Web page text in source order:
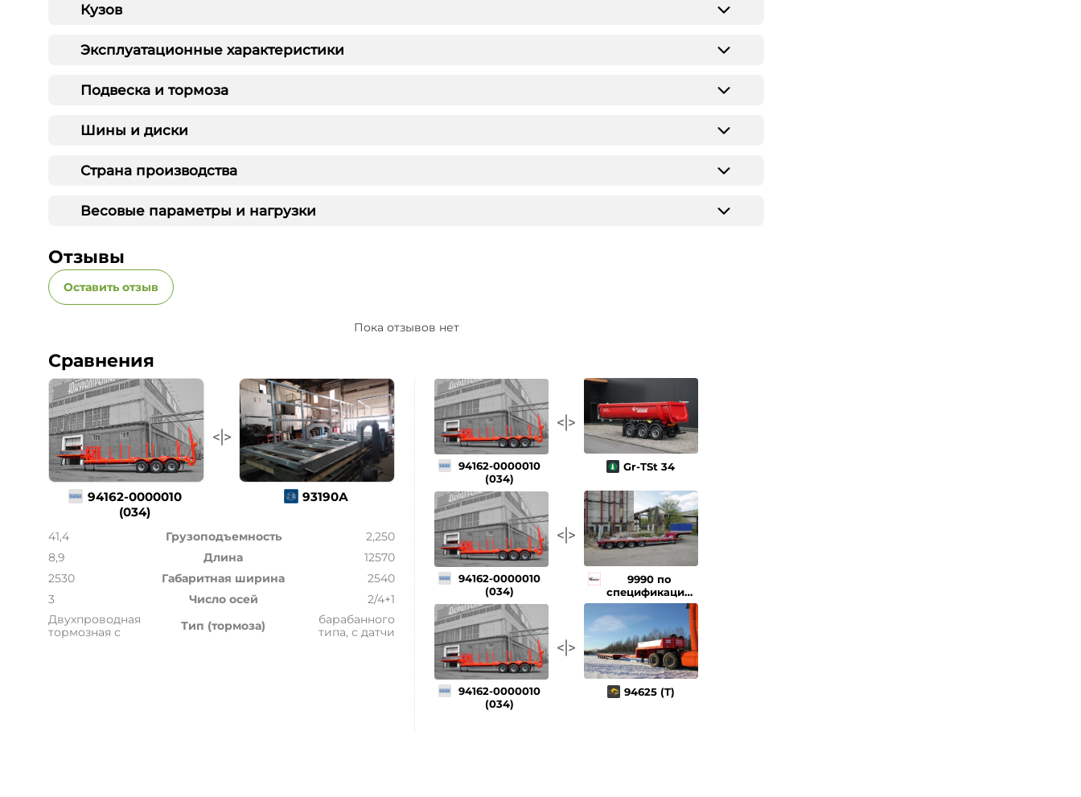
Кузов
Эксплуатационные характеристики
Подвеска и тормоза
Шины и диски
Страна производства
Весовые параметры и нагрузки
Отзывы
Оставить отзыв
Пока отзывов нет
Сравнения
94162-0000010
(034)
93190А
41,4 Грузоподъемность
2,250
8,9
Длина
12570
2530
Габаритная ширина
2540
3
Число осей
2/4+1
Двухпроводная
тормозная с
Тип (тормоза)
барабанного
типа, с датчи
94162-0000010
(034)
Gr-TSt 34
94162-0000010
(034)
9990 по
спецификации
072-М
94162-0000010
(034)
94625 (T)